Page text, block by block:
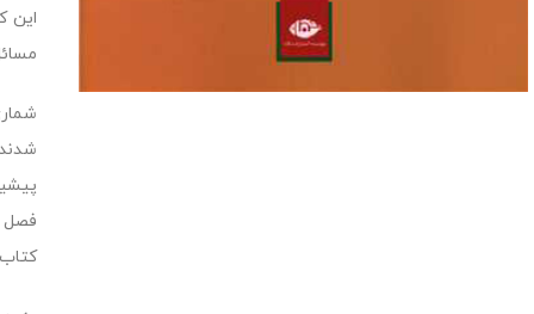
این
فصل